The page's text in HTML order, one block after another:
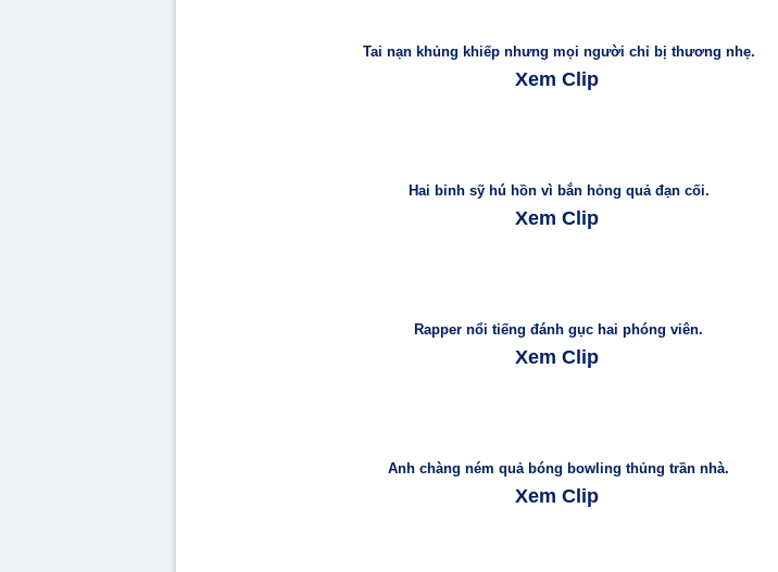
Tai nạn khủng khiếp nhưng mọi người chỉ bị thương nhẹ.
Xem Clip
Hai binh sỹ hú hồn vì bắn hỏng quả đạn cối.
Xem Clip
Rapper nổi tiếng đánh gục hai phóng viên.
Xem Clip
Anh chàng ném quả bóng bowling thủng trần nhà.
Xem Clip